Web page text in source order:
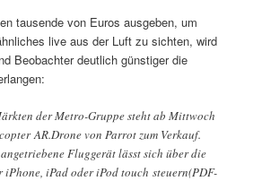
tausende von Euros ausgeben, um
live aus der Luft zu sichten, wird
Beobachter deutlich günstiger die
der Metro-Gruppe steht ab Mittwoch
AR.Drone von Parrot zum Verkauf.
Fluggerät lässt sich über die
iPad oder iPod touch steuern(PDF-